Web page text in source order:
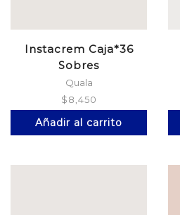
Instacrem Caja*36
Sobres
Quala
$8,450
Añadir al carrito